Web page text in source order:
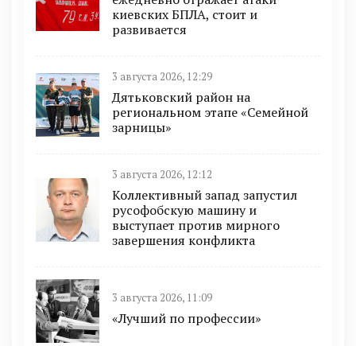
киевских БПЛА, стоит и
развивается
3 августа 2026, 12:29
Дятьковский район на
региональном этапе «Семейной
зарницы»
3 августа 2026, 12:12
Коллективный запад запустил
русофобскую машину и
выступает против мирного
завершения конфликта
3 августа 2026, 11:09
«Лучший по профессии»